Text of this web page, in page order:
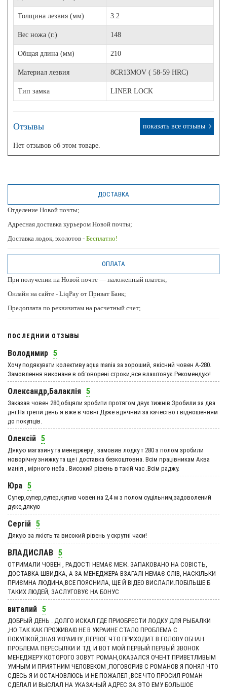
Толщина лезвия (мм) 3.2
Вес ножа (г.) 148
Общая длина (мм) 210
Материал лезвия 8CR13MOV ( 58-59 HRC)
Тип замка LINER LOCK
Отзывы показать все отзывы
Нет отзывов об этом товаре.
ДОСТАВКА
Отделение Новой почты;
Адресная доставка курьером Новой почты;
Доставка лодок, эхолотов - Бесплатно!
ОПЛАТА
При получении на Новой почте — наложенный платеж;
Онлайн на сайте - LiqPay от Приват Банк;
Предоплата по реквизитам на расчетный счет;
ПОСЛЕДНИИ ОТЗЫВЫ
Володимир 5
Хочу подякувати колективу aqua mania за хороший, якісний човен А-280.
Замовлення виконане в обговорені строки,все влаштовує.Рекомендую!
Олександр,Балаклія 5
Заказав човен 280,обіцяли зробити протягом двух тижнів.Зробили за два
дні.На третій день я вже в човні.Дуже вдячний за качество і відношенням
до покупців.
Олексій 5
Дякую магазину та менеджеру , замовив лодку т 280 з полом зробили
новорічну знижку та ще і доставка безкоштовна. Всім працівникам Аква
манія , мірного неба . Високий рівень в такій час .Всім раджу.
Юра 5
Супер,супер,супер,купив човен на 2,4 м з полом суцільним,задоволений
дуже,дякую
Сергій 5
Дякую за якість та високий рівень у скрутні часи!
ВЛАДИСЛАВ 5
ОТРИМАЛИ ЧОВЕН , РАДОСТІ НЕМАЄ МЕЖ. ЗАПАКОВАНО НА СОВІСТЬ,
ДОСТАВКА ШВИДКА, А ЗА МЕНЕДЖЕРА ВЗАГАЛІ НЕМАЄ СЛІВ, НАСКІЛЬКИ
ПРИЄМНА ЛЮДИНА,ВСЕ ПОЯСНИЛА, ЩЕ Й ВІДЕО ВИСЛАЛИ.ПОБІЛЬШЕ Б
ТАКИХ ЛЮДЕЙ, ЗАСЛУГОВУЄ НА БОНУС
виталий 5
ДОБРЫЙ ДЕНЬ . ДОЛГО ИСКАЛ ГДЕ ПРИОБРЕСТИ ЛОДКУ ДЛЯ РЫБАЛКИ
,НО ТАК КАК ПРОЖИВАЮ НЕ В УКРАИНЕ СТАЛО ПРОБЛЕМА С
ПОКУПКОЙ,ЗНАЯ УКРАИНУ ,ПЕРВОЕ ЧТО ПРИХОДИТ В ГОЛОВУ ОБНАН
ПРОБЛЕМА ПЕРЕСЫЛКИ И ТД, И ВОТ МОЙ ПЕРВЫЙ ПЕРВЫЙ ЗВОНОК
МЕНЕДЖЕРУ КОТОРОГО ЗОВУТ РОМАН,ОКАЗАЛСЯ ОЧЕНТ ПРИВЕТЛИВЫМ
УМНЫМ И ПРИЯТНИМ ЧЕЛОВЕКОМ ,ПОГОВОРИВ С РОМАНОВ Я ПОНЯЛ ЧТО
СДЕСЬ Я И ОСТАНОВЛЮСЬ И НЕ ПОЖАЛЕЛ ,ВСЕ ЧТО ПРОСИЛ РОМАН
СДЕЛАЛ И ВЫСЛАЛ НА УКАЗАНЫЙ АДРЕС ЗА ЭТО ЕМУ БОЛЬШОЕ